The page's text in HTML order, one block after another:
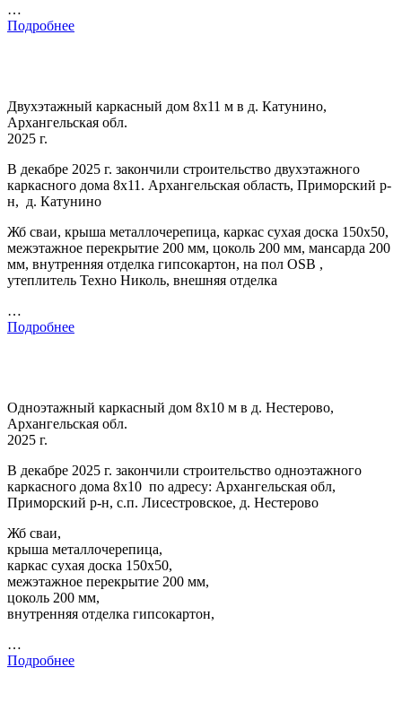
…
Подробнее
Двухэтажный каркасный дом 8х11 м в д. Катунино,
Архангельская обл.
2025 г.
В декабре 2025 г. закончили строительство двухэтажного
каркасного дома 8х11. Архангельская область, Приморский р-
н, д. Катунино
Жб сваи, крыша металлочерепица, каркас сухая доска 150х50,
межэтажное перекрытие 200 мм, цоколь 200 мм, мансарда 200
мм, внутренняя отделка гипсокартон, на пол OSB ,
утеплитель Техно Николь, внешняя отделка
…
Подробнее
Одноэтажный каркасный дом 8х10 м в д. Нестерово,
Архангельская обл.
2025 г.
В декабре 2025 г. закончили строительство одноэтажного
каркасного дома 8х10 по адресу: Архангельская обл,
Приморский р-н, с.п. Лисестровское, д. Нестерово
Жб сваи,
крыша металлочерепица,
каркас сухая доска 150х50,
межэтажное перекрытие 200 мм,
цоколь 200 мм,
внутренняя отделка гипсокартон,
…
Подробнее